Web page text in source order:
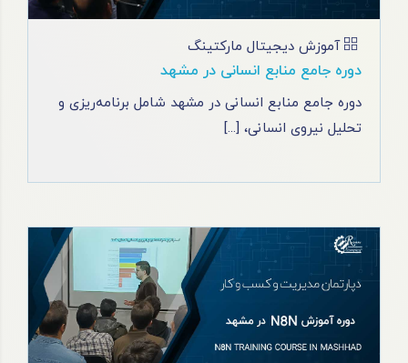
آموزش دیجیتال مارکتینگ
دوره جامع منابع انسانی در مشهد
دوره جامع منابع انسانی در مشهد شامل برنامه‌ریزی و
تحلیل نیروی انسانی، [...]